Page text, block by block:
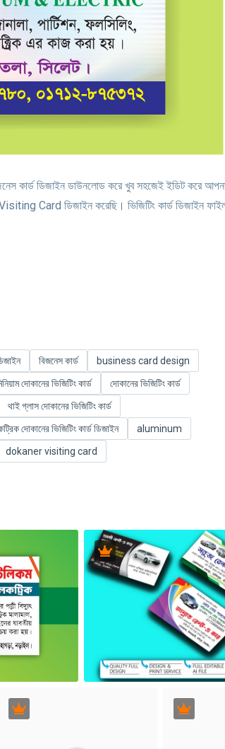
কার্ড ডিজাইন ডাউনলোড করে খুব সহজেই ইডিট করে
Card ডিজাইন করেছি। ভিজিটিং কার্ড ডিজাইন
বিজনেস কার্ড
business card design
দোকানের ভিজিটিং কার্ড
দোকানের ভিজিটিং কার্ড
থাই গ্লাস দোকানের ভিজিটিং কার্ড
দোকানের ভিজিটিং কার্ড ডিজাইন
aluminum
dokaner visiting card